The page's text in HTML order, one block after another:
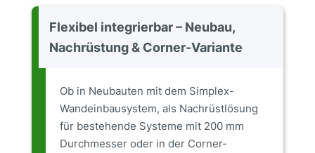
Flexibel integrierbar – Neubau,
Nachrüstung & Corner-Variante
Ob in Neubauten mit dem Simplex-
Wandeinbausystem, als Nachrüstlösung
für bestehende Systeme mit 200 mm
Durchmesser oder in der Corner-